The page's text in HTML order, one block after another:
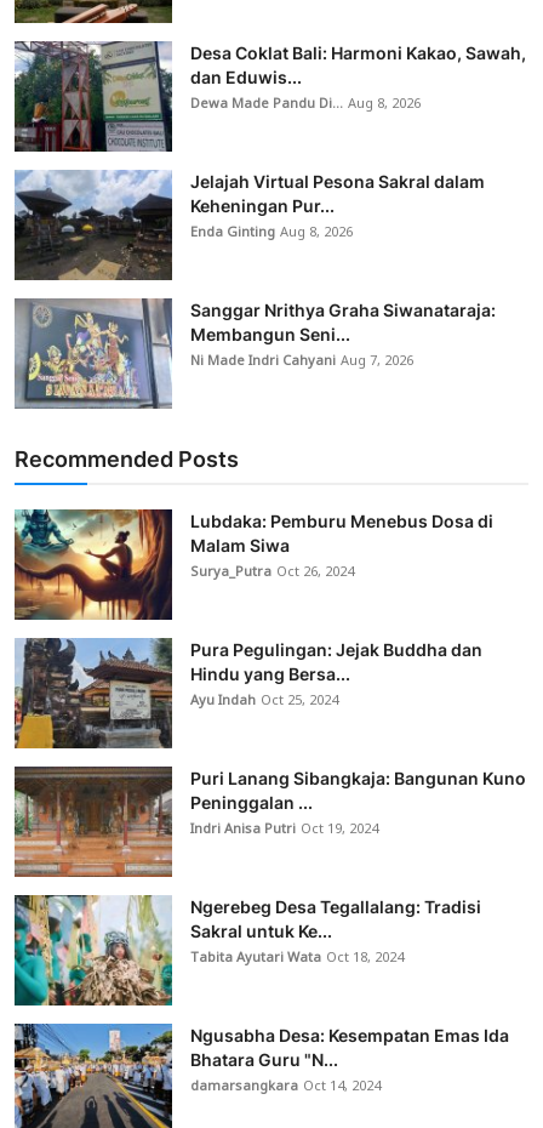
Desa Coklat Bali: Harmoni Kakao, Sawah,
dan Eduwis...
Dewa Made Pandu Di...Aug 8, 2026
Jelajah Virtual Pesona Sakral dalam
Keheningan Pur...
Enda GintingAug 8, 2026
Sanggar Nrithya Graha Siwanataraja:
Membangun Seni...
Ni Made Indri CahyaniAug 7, 2026
Recommended Posts
Lubdaka: Pemburu Menebus Dosa di
Malam Siwa
Surya_Putra Oct 26, 2024
Pura Pegulingan: Jejak Buddha dan
Hindu yang Bersa...
Ayu Indah Oct 25, 2024
Puri Lanang Sibangkaja: Bangunan Kuno
Peninggalan ...
Indri Anisa Putri Oct 19, 2024
Ngerebeg Desa Tegallalang: Tradisi
Sakral untuk Ke...
Tabita Ayutari Wata Oct 18, 2024
Ngusabha Desa: Kesempatan Emas Ida
Bhatara Guru "N...
damarsangkara Oct 14, 2024